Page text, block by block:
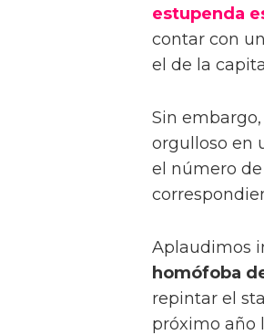
estupenda
contar con
el de la
Sin embargo,
orgulloso en
el número
Aplaudimos
homófoba
repintar el
próximo año